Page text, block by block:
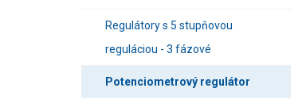
Regulátory s 5 stupňovou
reguláciou - 3 fázové
Potenciometrový regulátor